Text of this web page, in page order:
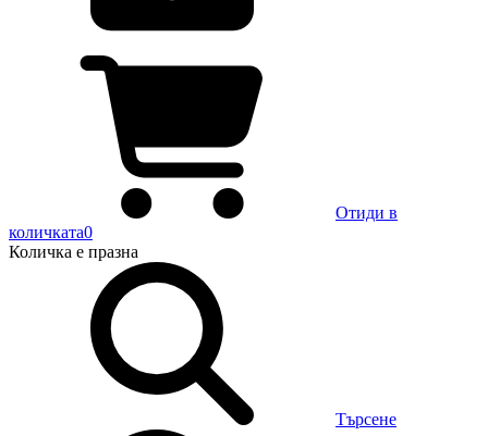
Отиди в
количката0
Количка е празна
Търсене